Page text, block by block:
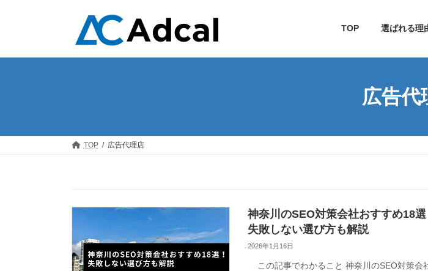
ツ
シ
TOP 選ばれる理
広告代
TOP 広告代理店
神奈川のSEO対策会社おすすめ18選
失敗しない選び方も解説
2026年1月16日
この記事でわかること 神奈川のSEO対策会